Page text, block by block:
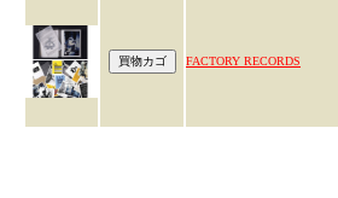
FACTORY RECORDS